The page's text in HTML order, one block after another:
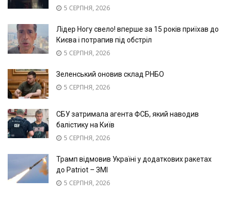
5 СЕРПНЯ, 2026
Лідер Ногу свело! вперше за 15 років приїхав до
Києва і потрапив під обстріл
5 СЕРПНЯ, 2026
Зеленський оновив склад РНБО
5 СЕРПНЯ, 2026
СБУ затримала агента ФСБ, який наводив
балістику на Київ
5 СЕРПНЯ, 2026
Трамп відмовив Україні у додаткових ракетах
до Patriot – ЗМІ
5 СЕРПНЯ, 2026